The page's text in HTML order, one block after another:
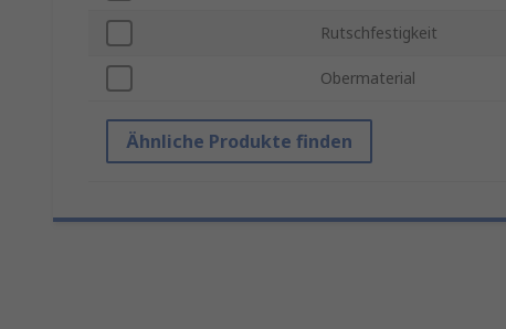
Rutschfestigkeit
Obermaterial
Ähnliche Produkte finden